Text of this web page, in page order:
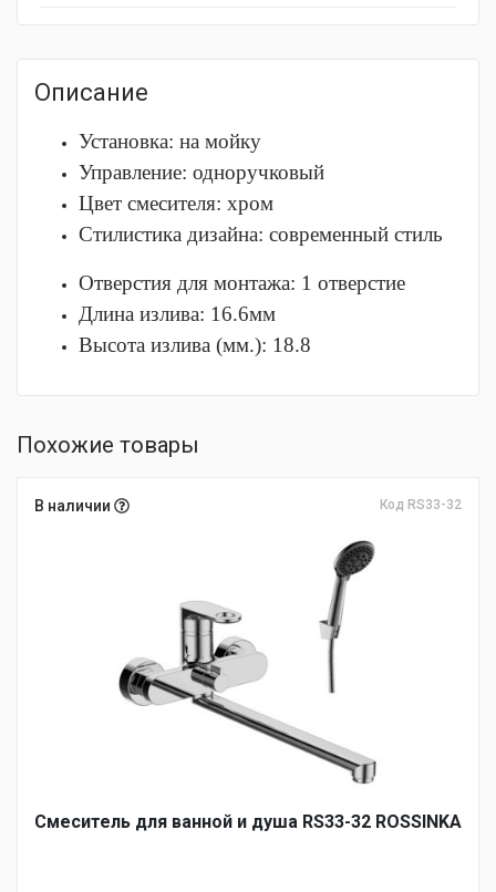
Описание
Установка: на мойку
Управление: одноручковый
Цвет смесителя: хром
Стилистика дизайна: современный стиль
Отверстия для монтажа: 1 отверстие
Длина излива: 16.6мм
Высота излива (мм.): 18.8
Похожие товары
В наличии Код RS33-32
Смеситель для ванной и душа RS33-32 ROSSINKA